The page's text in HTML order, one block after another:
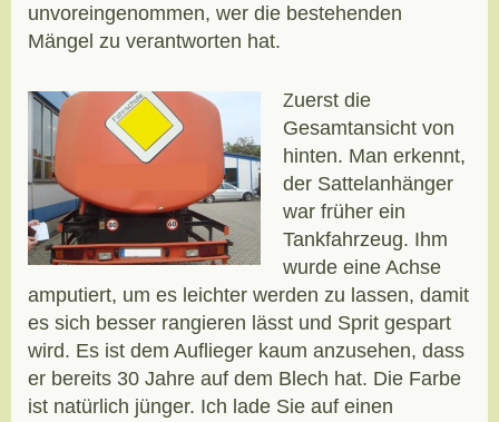
unvoreingenommen, wer die bestehenden
Mängel zu verantworten hat.
Zuerst die
Gesamtansicht von
hinten. Man erkennt,
der Sattelanhänger
war früher ein
Tankfahrzeug. Ihm
wurde eine Achse
amputiert, um es leichter werden zu lassen, damit
es sich besser rangieren lässt und Sprit gespart
wird. Es ist dem Auflieger kaum anzusehen, dass
er bereits 30 Jahre auf dem Blech hat. Die Farbe
ist natürlich jünger. Ich lade Sie auf einen